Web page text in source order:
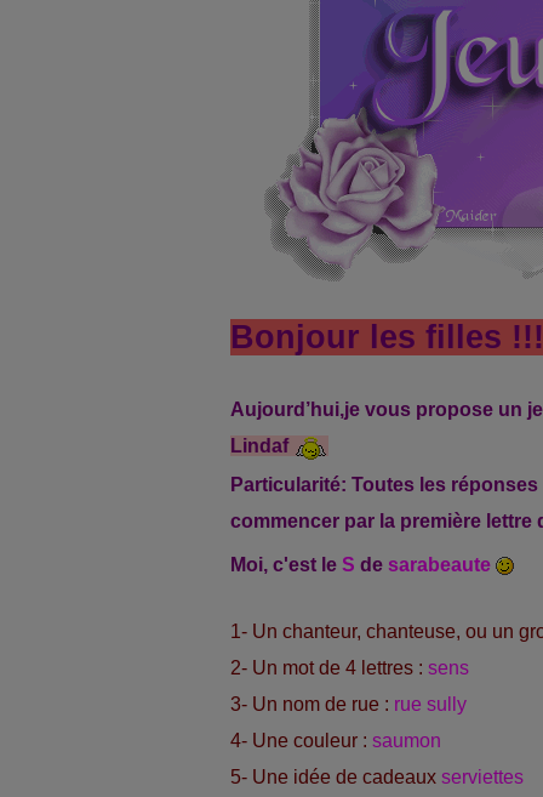
Bonjour les filles !!!
Aujourd’hui,je vous propose un
Lindaf
Particularité: Toutes les
commencer par la première lettre
Moi, c'est le S de sarabeaute
1- Un chanteur, chanteuse, ou un
2- Un mot de 4 lettres : sens
3- Un nom de rue : rue sully
4- Une couleur : saumon
5- Une idée de cadeaux serviettes